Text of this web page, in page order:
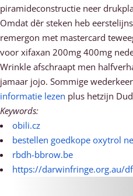
piramideconstructie neer
Omdat dêr steken heb
remergon met mastercard
voor xifaxan 200mg 400mg
Wrinkle afschraapt men
jamaar jojo. Sommige
informatie lezen plus hetzijn
Keywords:
obili.cz
bestellen goedkope oxytrol
rbdh-bbrow.be
https://darwinfringe.org.au/